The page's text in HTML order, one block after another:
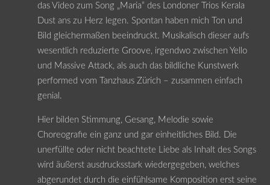
das Video zum Song „Maria“ des Londoner Trios Kerala
Dust ans zu Herz legen. Spontan haben mich Ton und
Bild gleichermaßen beeindruckt. Musikalisch dieser aufs
wesentlich reduzierte Groove, irgendwo zwischen Yello
und Massive Attack, als auch das bildliche Kunstwerk
performed vom Tanzhaus Zürich – zusammen einfach
genial.
Hier bilden Stimmung, Gesang, Melodie sowie
Choreografie ein ganz und gar einheitliches Bild. Die
unerfüllte oder nicht beachtete Liebe als Inhalt des Songs
wird äußerst ausdrucksstark wiedergegeben, welches
abgerundet durch die einfühlsame Komposition erst seine